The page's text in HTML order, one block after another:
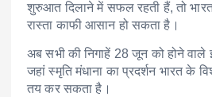
शुरुआत दिलाने में सफल रहती हैं, तो
रास्ता काफी आसान हो सकता है।
अब सभी की निगाहें 28 जून को होने
जहां स्मृति मंधाना का प्रदर्शन भारत के
तय कर सकता है।